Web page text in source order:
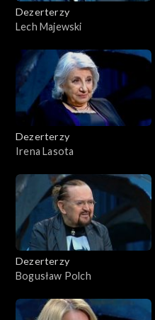
Dezerterzy
Lech Majewski
Dezerterzy
Irena Lasota
Dezerterzy
Bogusław Polch